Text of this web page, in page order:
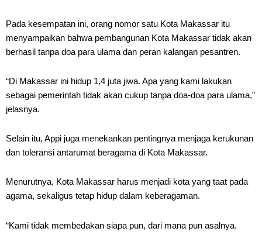
Pada kesempatan ini, orang nomor satu Kota Makassar itu
menyampaikan bahwa pembangunan Kota Makassar tidak akan
berhasil tanpa doa para ulama dan peran kalangan pesantren.
“Di Makassar ini hidup 1,4 juta jiwa. Apa yang kami lakukan
sebagai pemerintah tidak akan cukup tanpa doa-doa para ulama,”
jelasnya.
Selain itu, Appi juga menekankan pentingnya menjaga kerukunan
dan toleransi antarumat beragama di Kota Makassar.
Menurutnya, Kota Makassar harus menjadi kota yang taat pada
agama, sekaligus tetap hidup dalam keberagaman.
“Kami tidak membedakan siapa pun, dari mana pun asalnya.